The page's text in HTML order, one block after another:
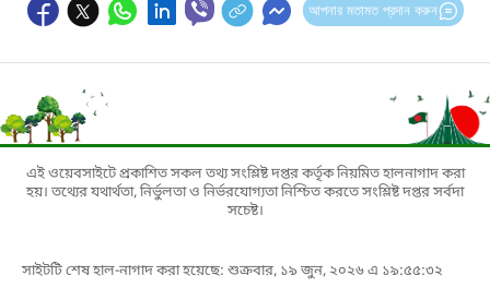
আপনার মতামত প্রদান করুন
এই ওয়েবসাইটে প্রকাশিত সকল তথ্য সংশ্লিষ্ট দপ্তর কর্তৃক নিয়মিত হালনাগাদ করা
হয়। তথ্যের যথার্থতা, নির্ভুলতা ও নির্ভরযোগ্যতা নিশ্চিত করতে সংশ্লিষ্ট দপ্তর সর্বদা
সচেষ্ট।
সাইটটি শেষ হাল-নাগাদ করা হয়েছে: শুক্রবার, ১৯ জুন, ২০২৬ এ ১৯:৫৫:৩২